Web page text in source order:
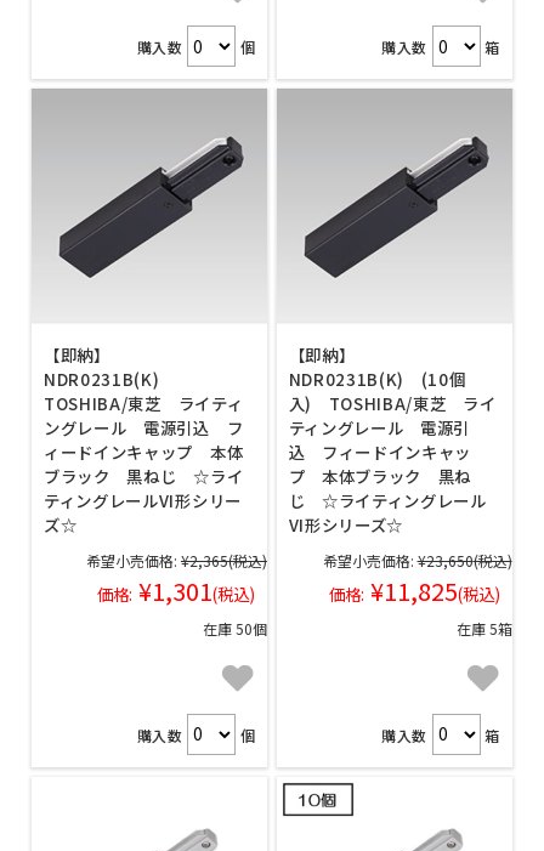
購入数 個 購入数 箱
【即納】
NDR0231B(K)
TOSHIBA/東芝 ライティ
ングレール 電源引込 フ
ィードインキャップ 本体
ブラック 黒ねじ ☆ライ
ティングレールVI形シリー
ズ☆
希望小売価格: ¥2,365(税込)
価格: ¥1,301(税込)
在庫 50個
購入数 個
【即納】
NDR0231B(K) (10個
入) TOSHIBA/東芝 ライ
ティングレール 電源引
込 フィードインキャッ
プ 本体ブラック 黒ね
じ ☆ライティングレール
VI形シリーズ☆
希望小売価格: ¥23,650(税込)
価格: ¥11,825(税込)
在庫 5箱
購入数 箱